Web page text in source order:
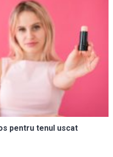
pentru tenul uscat